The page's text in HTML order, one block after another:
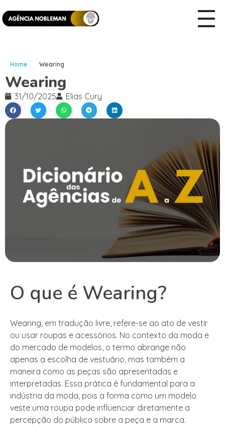
Home Wearing
Wearing
31/10/2025 Elias Cury
O que é Wearing?
Wearing, em tradução livre, refere-se ao ato de vestir
ou usar roupas e acessórios. No contexto da moda e
do mercado de modelos, o termo abrange não
apenas a escolha de vestuário, mas também a
maneira como as peças são apresentadas e
interpretadas. Essa prática é fundamental para a
indústria da moda, pois a forma como um modelo
veste uma roupa pode influenciar diretamente a
percepção do público sobre a peça e a marca.